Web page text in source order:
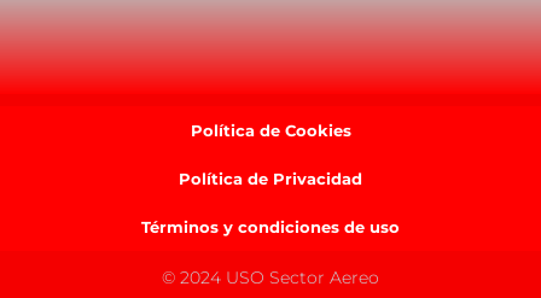
Política de Cookies
Política de Privacidad
Términos y condiciones de uso
© 2024 USO Sector Aereo